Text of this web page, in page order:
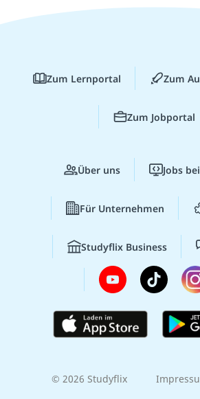
Zum Lernportal Zum
Zum Jobportal
Über uns Jobs
Für Unternehmen
Studyflix Business
© 2026 Studyflix